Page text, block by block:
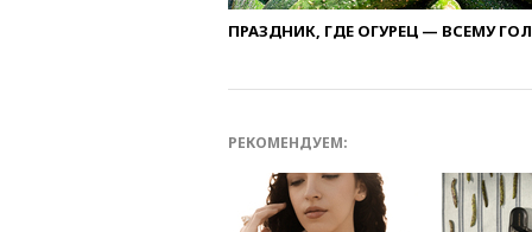
ПРАЗДНИК, ГДЕ ОГУРЕЦ — ВСЕМУ
РЕКОМЕНДУЕМ: